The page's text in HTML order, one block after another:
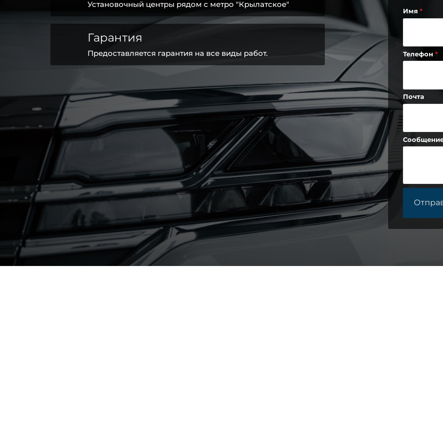
Установочный центры рядом с метро "Крылатское"
Гарантия
Предоставляется гарантия на все виды работ.
Имя
Телефон
Почта